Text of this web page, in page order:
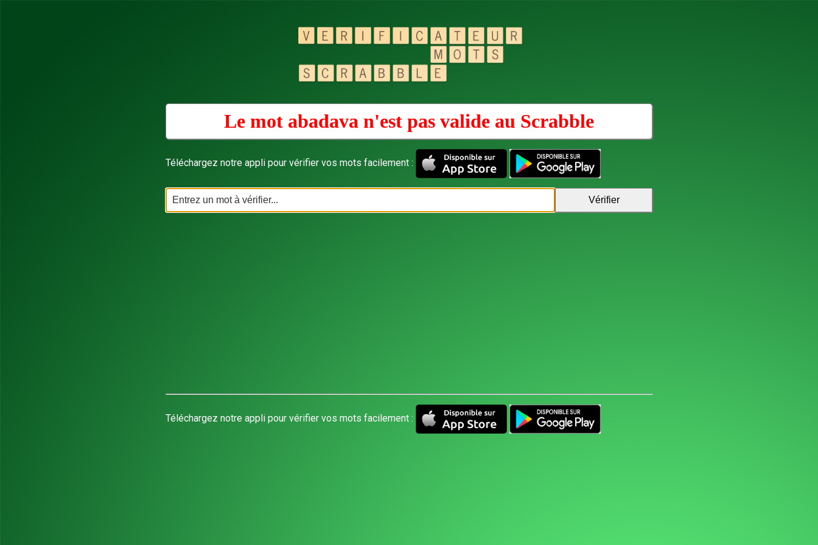
Le mot abadava n'est pas valide au Scrabble
Téléchargez notre appli pour vérifier vos mots facilement :
Téléchargez notre appli pour vérifier vos mots facilement :